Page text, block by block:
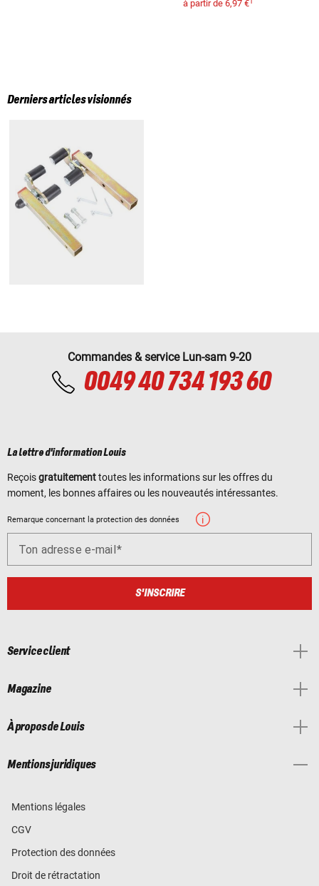
à partir de 6,97 €
Derniers articles visionnés
Commandes & service Lun-sam 9-20
0049 40 734 193 60
La lettre d'information Louis
Reçoisgratuitementtoutes les informations sur les offres du
moment, les bonnes affaires ou les nouveautés intéressantes.
Remarque concernant la protection des données
Ton adresse e-mail
S'INSCRIRE
Service client
Magazine
À propos de Louis
Mentions juridiques
Mentions légales
CGV
Protection des données
Droit de rétractation